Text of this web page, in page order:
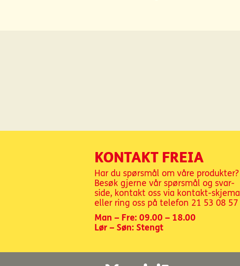
KONTAKT FREIA
Har du spørsmål om våre produkter?
Besøk gjerne vår spørsmål og svar-
side, kontakt oss via kontakt-skjema
eller ring oss på telefon 21 53 08 57
Man – Fre: 09.00 – 18.00
Lør – Søn: Stengt